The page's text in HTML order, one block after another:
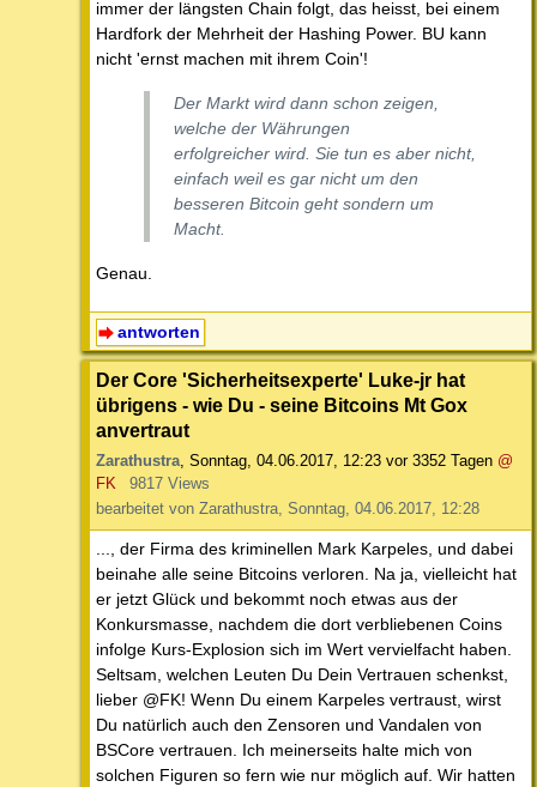
immer der längsten Chain folgt, das heisst, bei einem
Hardfork der Mehrheit der Hashing Power. BU kann
nicht 'ernst machen mit ihrem Coin'!
Der Markt wird dann schon zeigen,
welche der Währungen
erfolgreicher wird. Sie tun es aber nicht,
einfach weil es gar nicht um den
besseren Bitcoin geht sondern um
Macht.
Genau.
antworten
Der Core 'Sicherheitsexperte' Luke-jr hat
übrigens - wie Du - seine Bitcoins Mt Gox
anvertraut
Zarathustra, Sonntag, 04.06.2017, 12:23 vor 3352 Tagen @
FK
9817 Views
bearbeitet von Zarathustra, Sonntag, 04.06.2017, 12:28
..., der Firma des kriminellen Mark Karpeles, und dabei
beinahe alle seine Bitcoins verloren. Na ja, vielleicht hat
er jetzt Glück und bekommt noch etwas aus der
Konkursmasse, nachdem die dort verbliebenen Coins
infolge Kurs-Explosion sich im Wert vervielfacht haben.
Seltsam, welchen Leuten Du Dein Vertrauen schenkst,
lieber @FK! Wenn Du einem Karpeles vertraust, wirst
Du natürlich auch den Zensoren und Vandalen von
BSCore vertrauen. Ich meinerseits halte mich von
solchen Figuren so fern wie nur möglich auf. Wir hatten